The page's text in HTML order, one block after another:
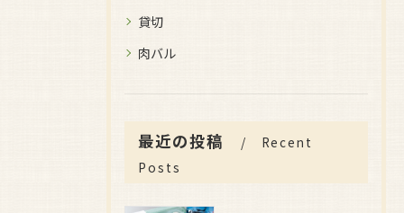
貸切
肉バル
最近の投稿
Recent
Posts